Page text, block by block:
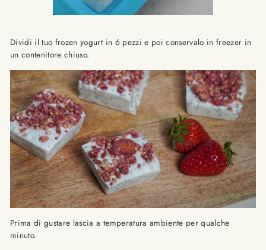
Dividi il tuo frozen yogurt in 6 pezzi e poi conservalo in freezer in
un contenitore chiuso.
Prima di gustare lascia a temperatura ambiente per qualche
minuto.